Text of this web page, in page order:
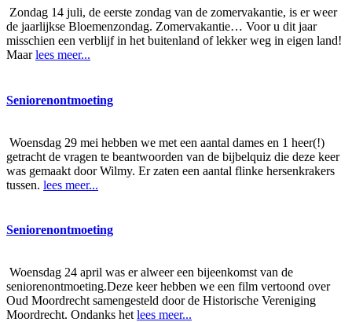
Zondag 14 juli, de eerste zondag van de zomervakantie, is er weer
de jaarlijkse Bloemenzondag. Zomervakantie… Voor u dit jaar
misschien een verblijf in het buitenland of lekker weg in eigen land!
Maarlees meer...
Seniorenontmoeting
Woensdag 29 mei hebben we met een aantal dames en 1 heer(!)
getracht de vragen te beantwoorden van de bijbelquiz die deze keer
was gemaakt door Wilmy. Er zaten een aantal flinke hersenkrakers
tussen. lees meer...
Seniorenontmoeting
Woensdag 24 april was er alweer een bijeenkomst van de
seniorenontmoeting.Deze keer hebben we een film vertoond over
Oud Moordrecht samengesteld door de Historische Vereniging
Moordrecht. Ondanks het lees meer...